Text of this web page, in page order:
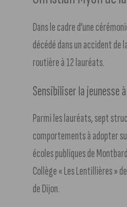
Dans le cadre d’une
décédé dans un accident de
routière à 12 lauréats.
Sensibiliser la jeunesse
Parmi les lauréats, sept
comportements à adopter
écoles publiques de
Collège « Les Lentillières »
de Dijon.